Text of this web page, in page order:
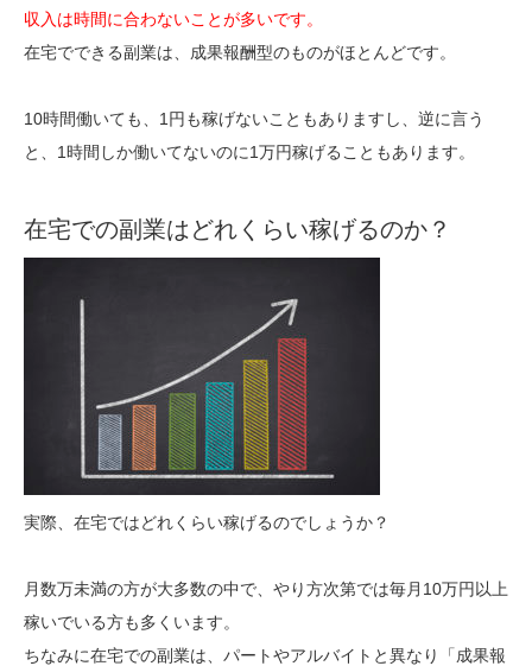
収入は時間に合わないことが多いです。
在宅でできる副業は、成果報酬型のものがほとんどです。
10時間働いても、1円も稼げないこともありますし、逆に言う
と、1時間しか働いてないのに1万円稼げることもあります。
在宅での副業はどれくらい稼げるのか？
実際、在宅ではどれくらい稼げるのでしょうか？
月数万未満の方が大多数の中で、やり方次第では毎月10万円以上
稼いでいる方も多くいます。
ちなみに在宅での副業は、パートやアルバイトと異なり「成果報